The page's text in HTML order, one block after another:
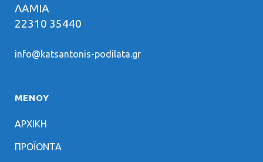
ΛΑΜΙΑ
22310 35440
info@katsantonis-podilata.gr
ΜΕΝΟΥ
ΑΡΧΙΚΗ
ΠΡΟΪΟΝΤΑ